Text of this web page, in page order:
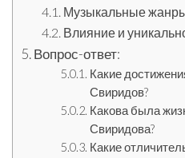
Музыкальные
Влияние и
Вопрос-ответ:
Какие
Свиридов?
Какова была
Свиридова?
Какие